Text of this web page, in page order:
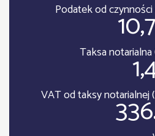
Podatek od
Taksa
VAT od taksy notarialnej